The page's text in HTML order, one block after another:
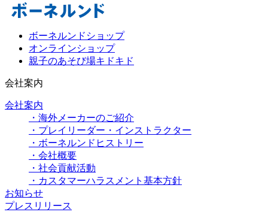
ボーネルンドショップ
オンラインショップ
親子のあそび場キドキド
会社案内
会社案内
・海外メーカーのご紹介
・プレイリーダー・インストラクター
・ボーネルンドヒストリー
・会社概要
・社会貢献活動
・カスタマーハラスメント基本方針
お知らせ
プレスリリース